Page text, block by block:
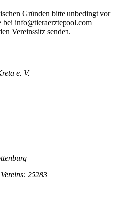
Gründen bitte unbedingt vor
bei info@tieraerztepool.com
Vereinssitz senden.
e. V.
25283